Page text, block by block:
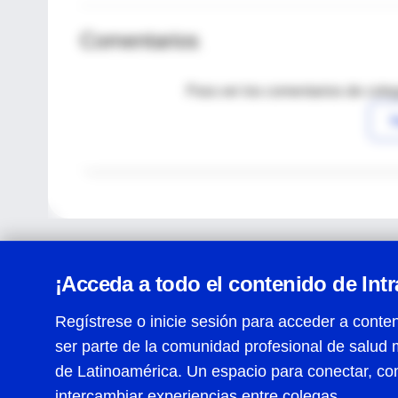
Comentarios
Para ver los comentarios de
¡Acceda a todo el contenido de
Regístrese o inicie sesión para acceder a
ser parte de la comunidad profesional de salud
de Latinoamérica. Un espacio para conectar,
Centro de Ayuda
Términos y condiciones| Políticas de privacidad